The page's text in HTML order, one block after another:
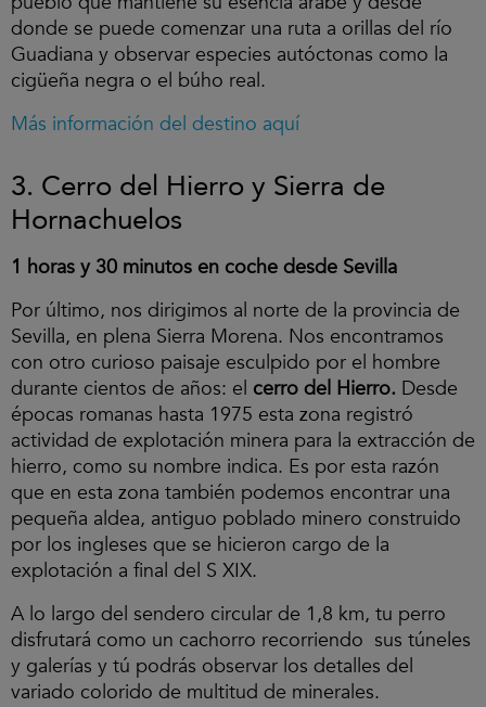
donde se puede comenzar una ruta a orillas del río
Guadiana y observar especies autóctonas como la
cigüeña negra o el búho real.
Más información del destino aquí
3. Cerro del Hierro y Sierra de
Hornachuelos
1 horas y 30 minutos en coche desde Sevilla
Por último, nos dirigimos al norte de la provincia de
Sevilla, en plena Sierra Morena. Nos encontramos
con otro curioso paisaje esculpido por el hombre
durante cientos de años: el cerro del Hierro. Desde
épocas romanas hasta 1975 esta zona registró
actividad de explotación minera para la extracción de
hierro, como su nombre indica. Es por esta razón
que en esta zona también podemos encontrar una
pequeña aldea, antiguo poblado minero construido
por los ingleses que se hicieron cargo de la
explotación a final del S XIX.
A lo largo del sendero circular de 1,8 km, tu perro
disfrutará como un cachorro recorriendo sus túneles
y galerías y tú podrás observar los detalles del
variado colorido de multitud de minerales.